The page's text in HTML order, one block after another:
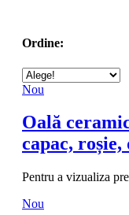
Ordine:
Nou
Oală
capac,
Pentru a vizualiza
Nou